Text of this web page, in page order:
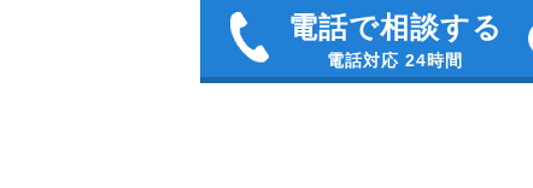
電話で相談する
電話対応 24時間